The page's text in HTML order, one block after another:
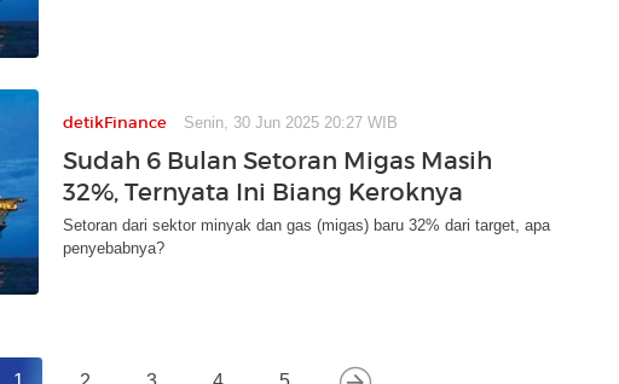
detikFinance Senin, 30 Jun 2025 20:27 WIB
Sudah 6 Bulan Setoran Migas Masih
32%, Ternyata Ini Biang Keroknya
Setoran dari sektor minyak dan gas (migas) baru 32% dari target, apa
penyebabnya?